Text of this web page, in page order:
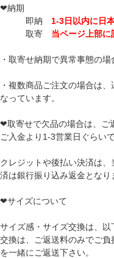
❤納期
即納 1-3日以内に日
取寄 当ページ上部に
・取寄せ納期で異常事態の
・複数商品ご注文の場合は
なっています。
❤取寄せで欠品の場合は、ご
ご入金より1-3営業日ぐらい
クレジットや後払い決済は
済は銀行振り込み返金となり
❤サイズについて
サイズ感・サイズ交換は、以
交換は、ご返送料のみでご
を一緒にご返送下さい。